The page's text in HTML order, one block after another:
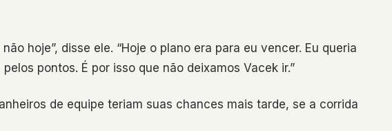
hoje”, disse ele. “Hoje o plano era para eu vencer. Eu queria
pontos. É por isso que não deixamos Vacek ir.”
de equipe teriam suas chances mais tarde, se a corrida